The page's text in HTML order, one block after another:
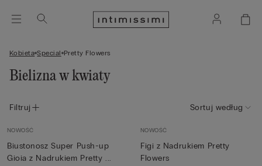
Kobieta Special Pretty Flowers
Bielizna w kwiaty
Filtruj Sortuj według
NOWOŚĆ
Biustonosz Super Push-up
Gioia z Nadrukiem Pretty ...
NOWOŚĆ
Figi z Nadrukiem Pretty
Flowers